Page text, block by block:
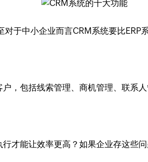
于中小企业而言CRM系统要比
，包括线索管理、商机管理、联系
才能让效率更高？如果企业存这些